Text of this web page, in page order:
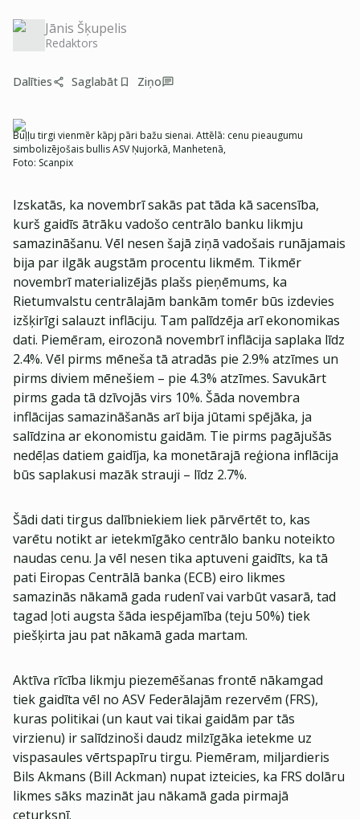
Jānis Šķupelis
Redaktors
Dalīties Saglabāt Ziņo
Buļļu tirgi vienmēr kāpj pāri bažu sienai. Attēlā: cenu pieaugumu
simbolizējošais bullis ASV Ņujorkā, Manhetenā,
Foto: Scanpix
Izskatās, ka novembrī sakās pat tāda kā sacensība,
kurš gaidīs ātrāku vadošo centrālo banku likmju
samazināšanu. Vēl nesen šajā ziņā vadošais runājamais
bija par ilgāk augstām procentu likmēm. Tikmēr
novembrī materializējās plašs pieņēmums, ka
Rietumvalstu centrālajām bankām tomēr būs izdevies
izšķirīgi salauzt inflāciju. Tam palīdzēja arī ekonomikas
dati. Piemēram, eirozonā novembrī inflācija saplaka līdz
2.4%. Vēl pirms mēneša tā atradās pie 2.9% atzīmes un
pirms diviem mēnešiem – pie 4.3% atzīmes. Savukārt
pirms gada tā dzīvojās virs 10%. Šāda novembra
inflācijas samazināšanās arī bija jūtami spējāka, ja
salīdzina ar ekonomistu gaidām. Tie pirms pagājušās
nedēļas datiem gaidīja, ka monetārajā reģiona inflācija
būs saplakusi mazāk strauji – līdz 2.7%.
Šādi dati tirgus dalībniekiem liek pārvērtēt to, kas
varētu notikt ar ietekmīgāko centrālo banku noteikto
naudas cenu. Ja vēl nesen tika aptuveni gaidīts, ka tā
pati Eiropas Centrālā banka (ECB) eiro likmes
samazinās nākamā gada rudenī vai varbūt vasarā, tad
tagad ļoti augsta šāda iespējamība (teju 50%) tiek
piešķirta jau pat nākamā gada martam.
Aktīva rīcība likmju piezemēšanas frontē nākamgad
tiek gaidīta vēl no ASV Federālajām rezervēm (FRS),
kuras politikai (un kaut vai tikai gaidām par tās
virzienu) ir salīdzinoši daudz milzīgāka ietekme uz
vispasaules vērtspapīru tirgu. Piemēram, miljardieris
Bils Akmans (Bill Ackman) nupat izteicies, ka FRS dolāru
likmes sāks mazināt jau nākamā gada pirmajā
ceturksnī.